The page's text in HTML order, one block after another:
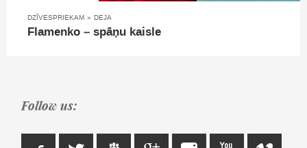
DZĪVESPRIEKAM » DEJA
Flamenko – spāņu kaisle
Follow us: